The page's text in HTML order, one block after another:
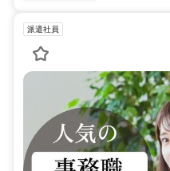
派遣社員